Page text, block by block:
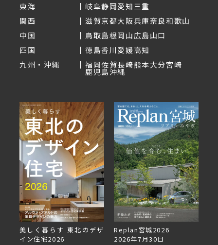
東海
岐阜静岡愛知三重
関西
滋賀京都大阪兵庫奈良和歌山
中国
鳥取島根岡山広島山口
四国
徳島香川愛媛高知
九州・沖縄
福岡佐賀長崎熊本大分宮崎
鹿児島沖縄
美しく暮らす 東北のデザ
イン住宅2026
Replan宮城2026
2026年7月30日